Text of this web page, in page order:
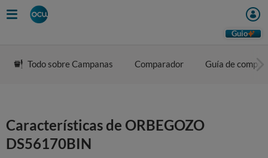
Guio
Todo sobre Campanas Comparador Guía de compra
Características de ORBEGOZO
DS56170BIN